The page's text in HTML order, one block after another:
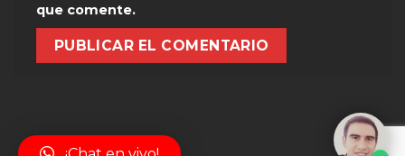
que comente.